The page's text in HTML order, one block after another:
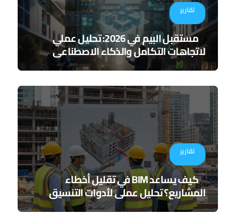
تقارير
مستقبل البيم في 2026: تحليل عملي
لاتجاهات التكامل والذكاء الاصطناعي
تقارير
كيف يساعد BIM في تقليل أخطاء
المشاريع؟ تحليل عملي لأدوات التنسيق
الرقمي